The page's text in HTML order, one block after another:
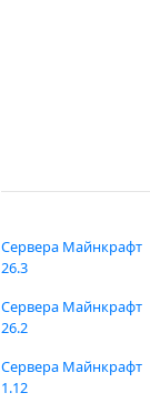
Сервера Майнкрафт
26.3
Сервера Майнкрафт
26.2
Сервера Майнкрафт
1.12